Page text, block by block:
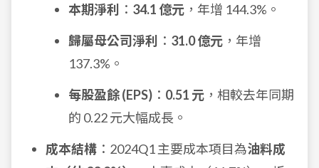
本期淨利
： 34.1 億元 ，年增 144.3%。
歸屬母公司淨利
： 31.0 億元 ，年增
137.3%。
每股盈餘 (EPS) ： 0.51 元 ，相較去年同期
的 0.22 元大幅成長。
成本結構 ：2024Q1 主要成本項目為油料成